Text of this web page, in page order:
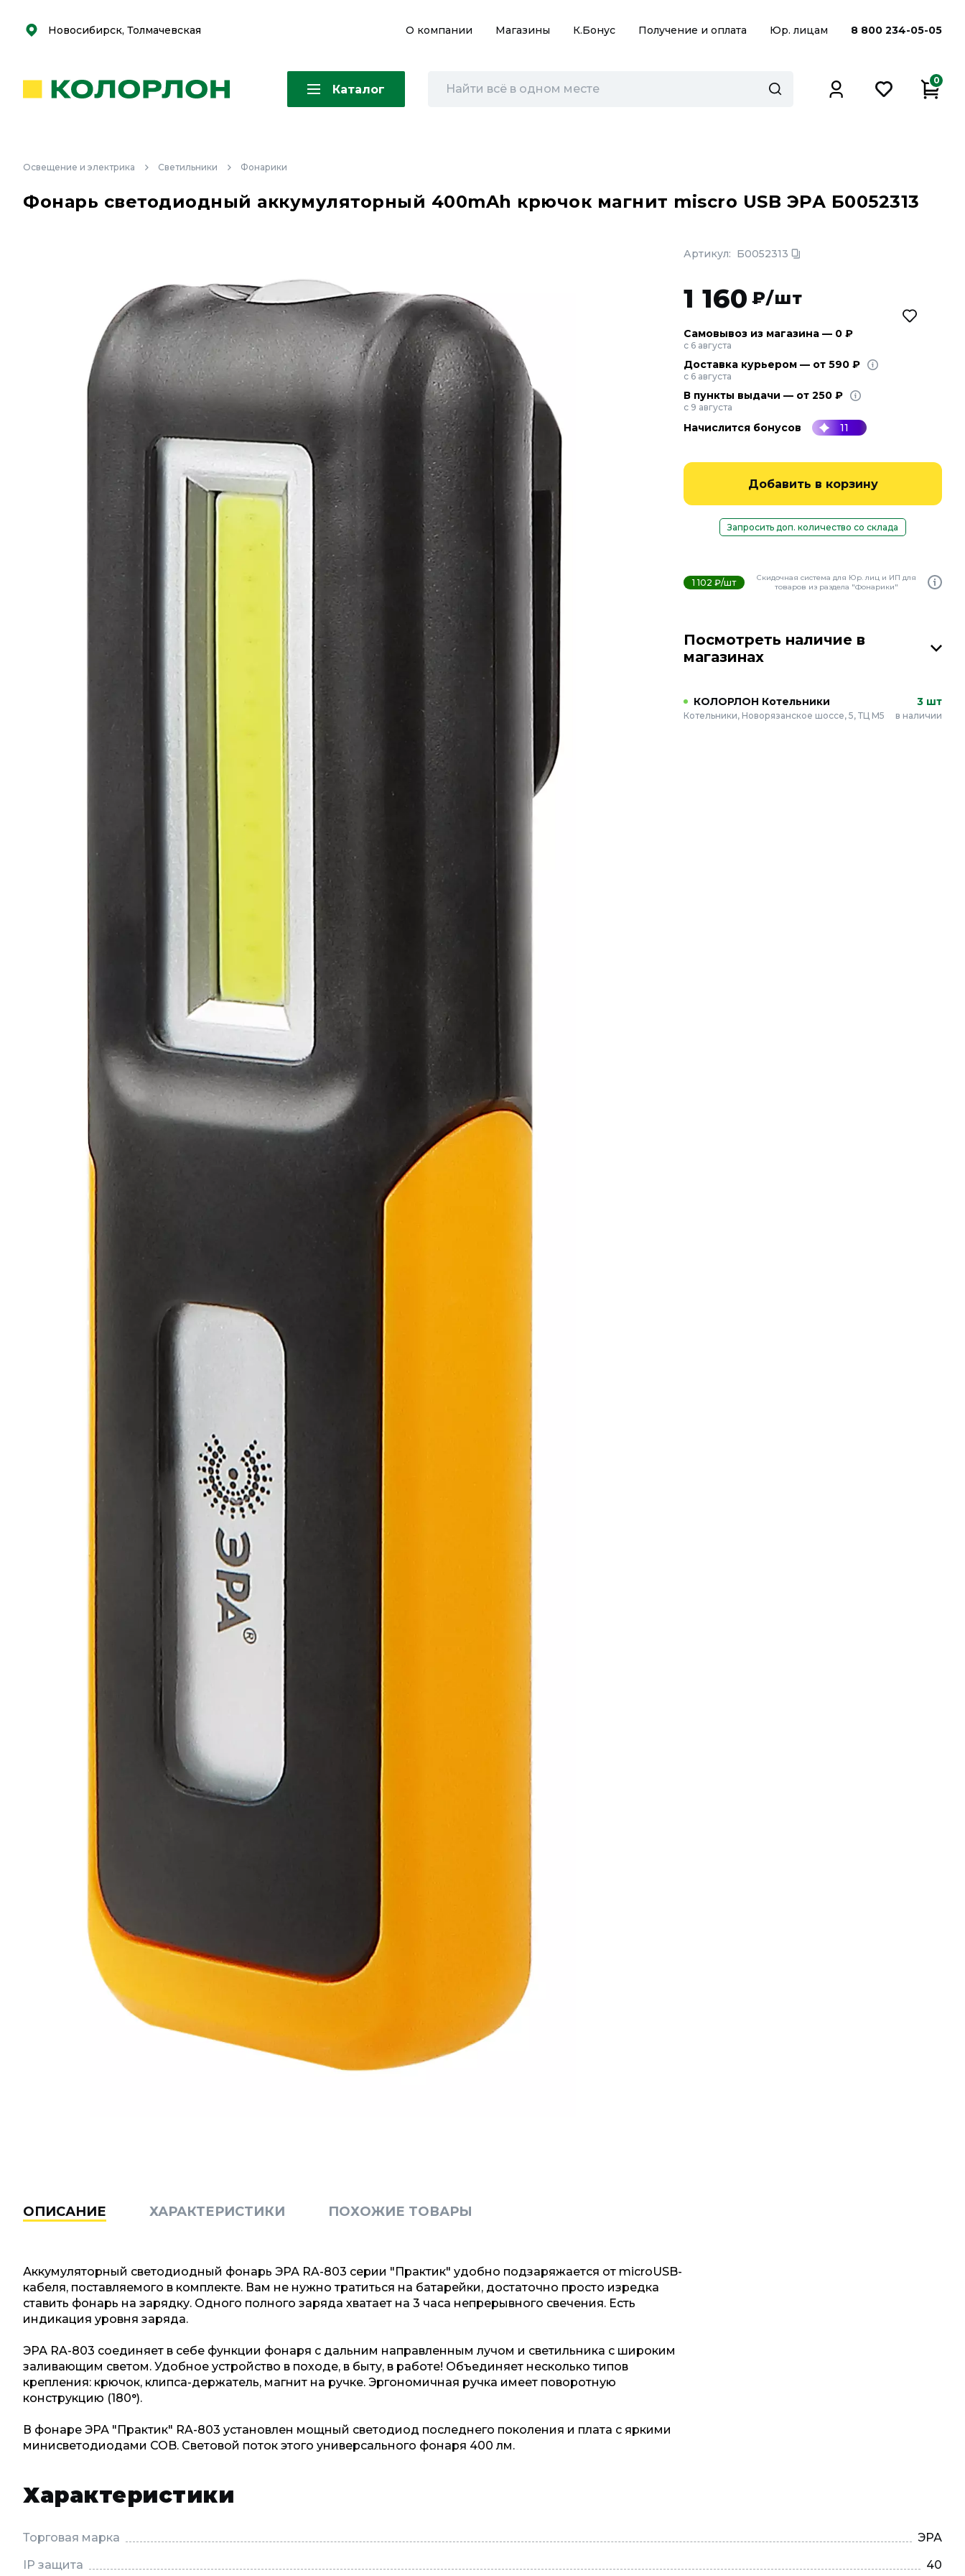
Скоро
Скоро
Новосибирск, Толмачевская О компании Магазины К.Бонус Получение и оплата Юр. лицам 8 800 234-05-05
Каталог
0
Освещение и электрика Светильники Фонарики
Фонарь светодиодный аккумуляторный 400mAh крючок магнит miscro USB ЭРА Б0052313
Артикул: Б0052313
1 160 ₽/шт
Самовывоз из магазина — 0 ₽
с 6 августа
Доставка курьером — от 590 ₽
с 6 августа
В пункты выдачи — от 250 ₽
с 9 августа
Начислится бонусов 11
Добавить в корзину
Запросить доп. количество со склада
1 102 ₽/шт
Скидочная система для Юр. лиц и ИП для
товаров из раздела "Фонарики"
Посмотреть наличие в
магазинах
КОЛОРЛОН Котельники
Котельники, Новорязанское шоссе, 5, ТЦ М5
3 шт
в наличии
ОПИСАНИЕ ХАРАКТЕРИСТИКИ ПОХОЖИЕ ТОВАРЫ
Аккумуляторный светодиодный фонарь ЭРА RA-803 серии "Практик" удобно подзаряжается от microUSB-
кабеля, поставляемого в комплекте. Вам не нужно тратиться на батарейки, достаточно просто изредка
ставить фонарь на зарядку. Одного полного заряда хватает на 3 часа непрерывного свечения. Есть
индикация уровня заряда.
ЭРА RA-803 соединяет в себе функции фонаря с дальним направленным лучом и светильника с широким
заливающим светом. Удобное устройство в походе, в быту, в работе! Объединяет несколько типов
крепления: крючок, клипса-держатель, магнит на ручке. Эргономичная ручка имеет поворотную
конструкцию (180°).
В фонаре ЭРА "Практик" RA-803 установлен мощный светодиод последнего поколения и плата с яркими
минисветодиодами COB. Световой поток этого универсального фонаря 400 лм.
Характеристики
Торговая марка
ЭРА
IP защита
40